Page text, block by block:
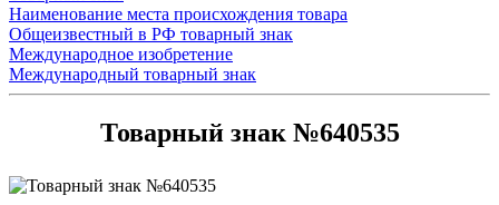
Наименование места происхождения товара
Общеизвестный в РФ товарный знак
Международное изобретение
Международный товарный знак
Товарный знак №640535